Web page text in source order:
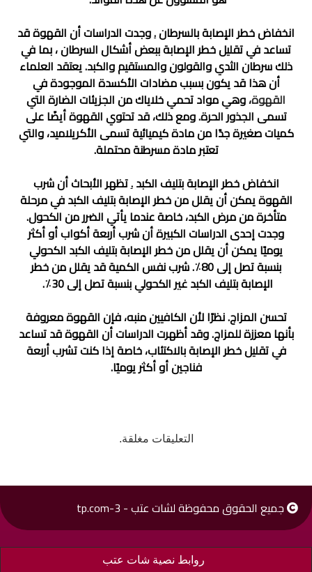
انخفاض خطر الإصابة بالسرطان.وجدت الدراسات أن القهوة قد
تساعد في تقليل خطر الإصابة ببعض أشكال السرطان ، بما في
ذلك سرطان الثدي والقولون والمستقيم والكبد. يعتقد العلماء
أن هذا قد يكون بسبب مضادات الأكسدة الموجودة في
القهوة، وهي مواد تحمي خلاياك من الجزيئات الضارة التي
تسمى الجذور الحرة. ومع ذلك، قد تحتوي القهوة أيضًا على
كميات صغيرة جدًا من مادة كيميائية تسمى الأكريلاميد، والتي
تعتبر مادة مسرطنة محتملة.
انخفاض خطر الإصابة بتليف الكبد.تظهر الأبحاث أن شرب
القهوة يمكن أن يقلل من خطر الإصابة بتليف الكبد في مرحلة
متأخرة من مرض الكبد، خاصة عندما يأتي الضرر من الكحول.
وجدت إحدى الدراسات الكبيرة أن شرب أربعة أكواب أو أكثر
يوميًا يمكن أن يقلل من خطر الإصابة بتليف الكبد الكحولي
بنسبة تصل إلى 80٪. شرب نفس الكمية قد يقلل من خطر
الإصابة بتليف الكبد غير الكحولي بنسبة تصل إلى 30٪.
تحسن المزاج. نظرًا لأن الكافيين منبه، فإن القهوة معروفة
بأنها معززة للمزاج. وقد أظهرت الدراسات أن القهوة قد تساعد
في تقليل خطر الإصابة بالاكتئاب، خاصة إذا كنت تشرب أربعة
فناجين أو أكثر يوميًا.
التعليقات مغلقة.
جميع الحقوق محفوظة لشات عتب - 3-tp.com
روابط نصية شات عتب